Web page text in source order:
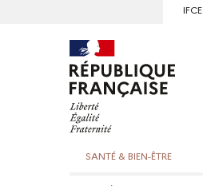
IFCE
SANTÉ & BIEN-ÊTRE